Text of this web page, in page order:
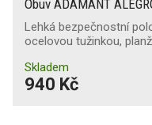
Obuv ADAMANT
Lehká bezpečnostní
ocelovou tužinkou,
Skladem
940 Kč